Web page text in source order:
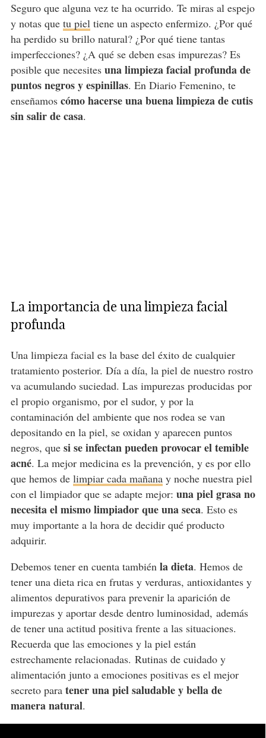
Seguro que alguna vez te ha ocurrido. Te miras al espejo
y notas que tu pieltiene un aspecto enfermizo. ¿Por qué
ha perdido su brillo natural? ¿Por qué tiene tantas
imperfecciones? ¿A qué se deben esas impurezas? Es
posible que necesitesuna limpieza facial profunda de
puntos negros y espinillas. En Diario Femenino, te
enseñamos cómo hacerse una buena limpieza de cutis
sin salir de casa.
La importancia de una limpieza facial
profunda
Una limpieza facial es la base del éxito de cualquier
tratamiento posterior. Día a día, la piel de nuestro rostro
va acumulando suciedad. Las impurezas producidas por
el propio organismo, por el sudor, y por la
contaminación del ambiente que nos rodea se van
depositando en la piel, se oxidan y aparecen puntos
negros, que si se infectan pueden provocar el temible
acné. La mejor medicina es la prevención, y es por ello
que hemos de limpiar cada mañanay noche nuestra piel
con el limpiador que se adapte mejor: una piel grasa no
necesita el mismo limpiador que una seca. Esto es
muy importante a la hora de decidir qué producto
adquirir.
Debemos tener en cuenta tambiénla dieta. Hemos de
tener una dieta rica en frutas y verduras, antioxidantes y
alimentos depurativos para prevenir la aparición de
impurezas y aportar desde dentro luminosidad, además
de tener una actitud positiva frente a las situaciones.
Recuerda que las emociones y la piel están
estrechamente relacionadas. Rutinas de cuidado y
alimentación junto a emociones positivas es el mejor
secreto para tener una piel saludable y bella de
manera natural.